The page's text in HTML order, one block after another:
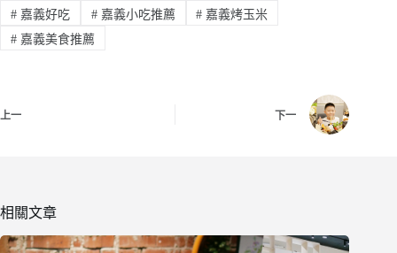
#嘉義好吃 #嘉義小吃推薦 # 嘉義烤玉米
#嘉義美食推薦
上一 下一
相關文章